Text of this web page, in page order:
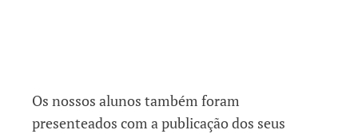
Os nossos alunos também foram
presenteados com a publicação dos seus